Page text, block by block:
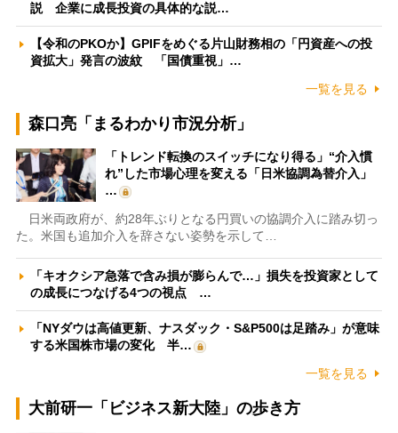
説 企業に成長投資の具体的な説…
【令和のPKOか】GPIFをめぐる片山財務相の「円資産への投
資拡大」発言の波紋 「国債重視」…
一覧を見る
森口亮「まるわかり市況分析」
「トレンド転換のスイッチになり得る」“介入慣
れ”した市場心理を変える「日米協調為替介入」
…
日米両政府が、約28年ぶりとなる円買いの協調介入に踏み切っ
た。米国も追加介入を辞さない姿勢を示して…
「キオクシア急落で含み損が膨らんで…」損失を投資家として
の成長につなげる4つの視点 …
「NYダウは高値更新、ナスダック・S&P500は足踏み」が意味
する米国株市場の変化 半…
一覧を見る
大前研一「ビジネス新大陸」の歩き方